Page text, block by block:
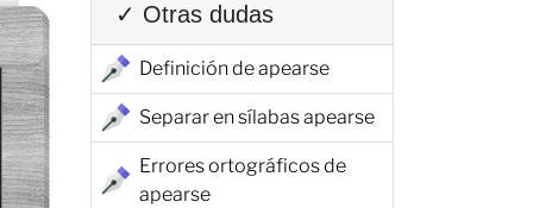
✓ Otras dudas
Definición de apearse
Separar en sílabas apearse
Errores ortográficos de
apearse